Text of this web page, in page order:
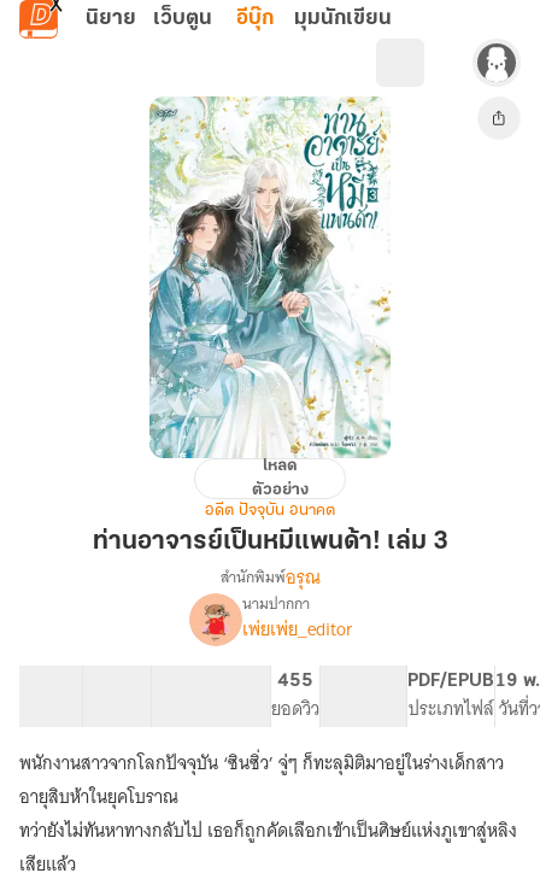
ข้ามไปยังเนื้อหาหลัก
นิยาย เว็บตูน อีบุ๊ก มุมนักเขียน
อาจารย์
เป็น
แพนด้า!
โหลด
ตัวอย่าง
อดีต ปัจจุบัน อนาคต
ท่านอาจารย์เป็นหมีแพนด้า! เล่ม 3
เรื่อง
ท่าน
อาจารย์
เป็น
หมี
แพนด้า!
[นิยาย
แปล]
สำนักพิมพ์อรุณ
นามปากกา
เพ่ยเพ่ย_editor
455
ยอดวิว
PDF/EPUB
ประเภทไฟล์
19 พ
วันที่
พนักงานสาวจากโลกปัจจุบัน ‘ซินซิ่ว’ จู่ๆ ก็ทะลุมิติมาอยู่ในร่างเด็กสาว
อายุสิบห้าในยุคโบราณ
ทว่ายังไม่ทันหาทางกลับไป เธอก็ถูกคัดเลือกเข้าเป็นศิษย์แห่งภูเขาสู่หลิง
เสียแล้ว